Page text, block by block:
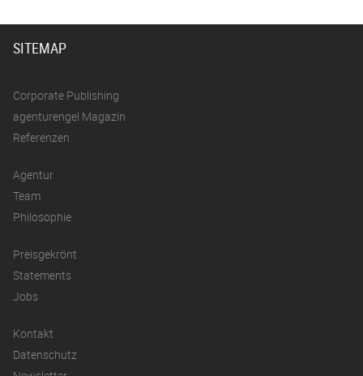
SITEMAP
Corporate Publishing
agenturengel Magazin
Referenzen
Agentur
Team
Philosophie
Preisgekrönt
Statements
Jobs
Kontakt
Datenschutz